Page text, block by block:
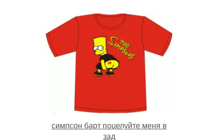
симпсон барт поцелуйте меня в
зад